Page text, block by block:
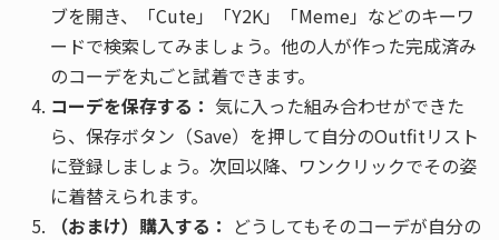
ブを開き、「Cute」「Y2K」「Meme」などのキーワ
ードで検索してみましょう。他の人が作った完成済み
のコーデを丸ごと試着できます。
コーデを保存する： 気に入った組み合わせができた
ら、保存ボタン（Save）を押して自分のOutfitリスト
に登録しましょう。次回以降、ワンクリックでその姿
に着替えられます。
（おまけ）購入する： どうしてもそのコーデが自分の